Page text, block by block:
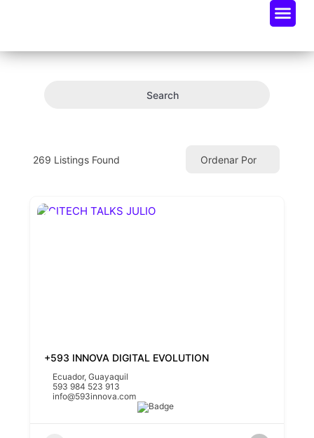
Search
269 Listings Found Ordenar Por
+593 INNOVA DIGITAL EVOLUTION
Ecuador,Guayaquil
593 984 523 913
info@593innova.com